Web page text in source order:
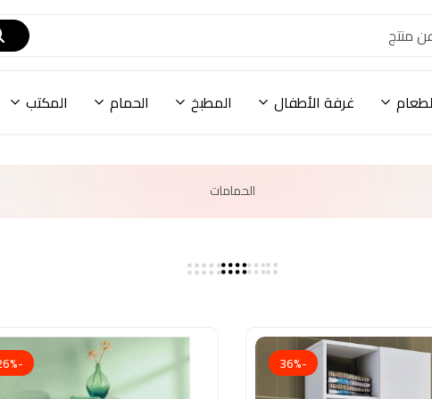
غرفة الأطفال المطبخ الحمام المكتب
الحمامات
-36%
-26%